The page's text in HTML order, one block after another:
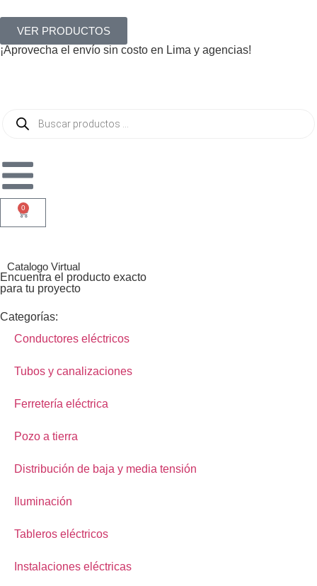
VER PRODUCTOS
¡Aprovecha el envío sin costo en Lima y agencias!
0
Catalogo Virtual
Encuentra el producto exacto
para tu proyecto
Categorías:
Conductores eléctricos
Tubos y canalizaciones
Ferretería eléctrica
Pozo a tierra
Distribución de baja y media tensión
Iluminación
Tableros eléctricos
Instalaciones eléctricas